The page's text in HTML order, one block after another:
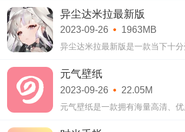
有着非常治愈的风格色彩，3D建模
将人物和场景都绘制的萌趣可爱，
在游
异尘达米拉最新版
2023-09-26 1963MB
异尘达米拉最新版是一款当下十分
达米拉最新版游戏当中拥有着精致
画风，3D建模的手法，无论是人物
景都能
元气壁纸
2023-09-26 22.05M
元气壁纸是一款拥有海量高清、优
得美美哒，这款软件最大的特点就